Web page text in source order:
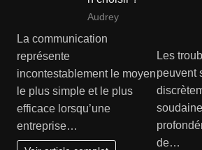
Audrey
La communication
représente
incontestablement le moyen
le plus simple et le plus
efficace lorsqu’une
entreprise…
Les
peuvent
de…